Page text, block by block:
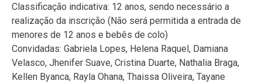
Classificação indicativa: 12 anos, sendo necessário a
realização da inscrição (Não será permitida a entrada de
menores de 12 anos e bebês de colo)
Convidadas: Gabriela Lopes, Helena Raquel, Damiana
Velasco, Jhenifer Suave, Cristina Duarte, Nathalia Braga,
Kellen Byanca, Rayla Ohana, Thaissa Oliveira, Tayane